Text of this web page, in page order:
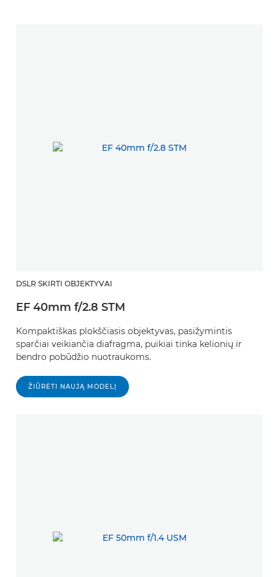
DSLR SKIRTI OBJEKTYVAI
EF 40mm f/2.8 STM
Kompaktiškas plokščiasis objektyvas, pasižymintis
sparčiai veikiančia diafragma, puikiai tinka kelionių ir
bendro pobūdžio nuotraukoms.
ŽIŪRĖTI NAUJĄ MODELĮ